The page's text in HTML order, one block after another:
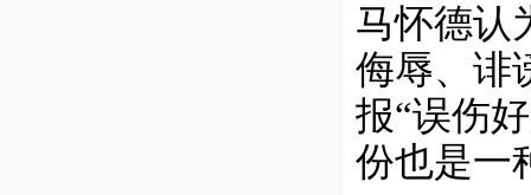
马怀德认
侮辱、诽
报“误伤
份也是一